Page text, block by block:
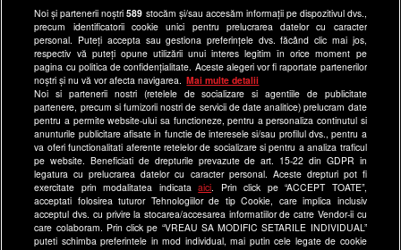
Anunturi gratuite pe Lajumate.ro
Ultimele Stiri
Program Happy Channel
Echipa editorială
Site-uri Antena Group
a1.ro
antenastars.ro
as.ro
catine.ro
chefi.ro
Noi și partenerii noștri589 stocăm și/sau accesăm informații pe dispozitivul dvs.,
precum identificatorii cookie unici pentru prelucrarea datelor cu caracter
personal. Puteți accepta sau gestiona preferințele dvs. făcând clic mai jos,
respectiv vă puteți opune utilizării unui interes legitim în orice moment pe
pagina cu politica de confidențialitate. Aceste alegeri vor fi raportate partenerilor
noștri și nu vă vor afecta navigarea.
Mai multe detalii
Noi si partenerii nostri (retelele de socializare si agentiile de publicitate
partenere, precum si furnizorii nostri de servicii de date analitice) prelucram date
pentru a permite website-ului sa functioneze, pentru a personaliza continutul si
anunturile publicitare afisate in functie de interesele si/sau profilul dvs., pentru a
va oferi functionalitati aferente retelelor de socializare si pentru a analiza traficul
pe website. Beneficiati de drepturile prevazute de art. 15-22 din GDPR in
legatura cu prelucrarea datelor cu caracter personal. Aceste drepturi pot fi
exercitate prin modalitatea indicataaici . Prin click pe “ACCEPT TOATE”,
acceptati folosirea tuturor Tehnologiilor de tip Cookie, care implica inclusiv
acceptul dvs. cu privire la stocarea/accesarea informatiilor de catre Vendor-ii cu
care colaboram. Prin click pe “VREAU SA MODIFIC SETARILE INDIVIDUAL”
puteti schimba preferintele in mod individual, mai putin cele legate de cookie